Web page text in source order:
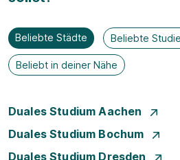
Beliebte Städte Beliebte
Beliebt in deiner Nähe
Duales Studium Aachen
Duales Studium Bochum
Duales Studium Dresden